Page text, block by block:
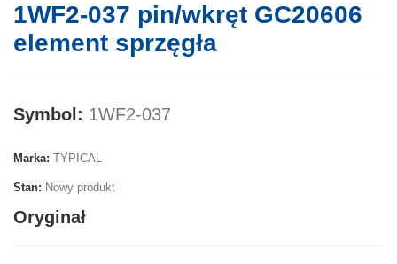
1WF2-037 pin/wkręt GC20606
element sprzęgła
Symbol: 1WF2-037
Marka: TYPICAL
Stan: Nowy produkt
Oryginał